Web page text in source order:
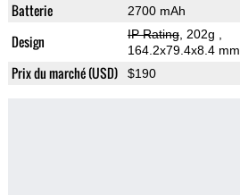
Batterie 2700 mAh
Design IP Rating, 202g
164.2x79.4x8.4 mm
Prix du marché (USD) $190